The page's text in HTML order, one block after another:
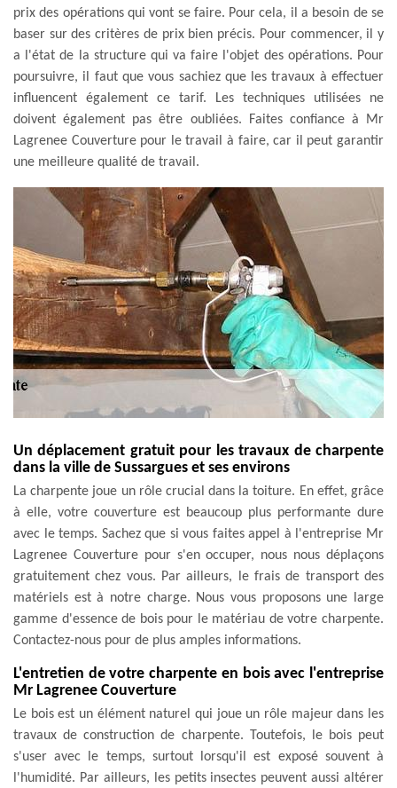
prix des opérations qui vont se faire. Pour cela, il a besoin de se
baser sur des critères de prix bien précis. Pour commencer, il y
a l'état de la structure qui va faire l'objet des opérations. Pour
poursuivre, il faut que vous sachiez que les travaux à effectuer
influencent également ce tarif. Les techniques utilisées ne
doivent également pas être oubliées. Faites confiance à Mr
Lagrenee Couverture pour le travail à faire, car il peut garantir
une meilleure qualité de travail.
Un déplacement gratuit pour les travaux de charpente
dans la ville de Sussargues et ses environs
La charpente joue un rôle crucial dans la toiture. En effet, grâce
à elle, votre couverture est beaucoup plus performante dure
avec le temps. Sachez que si vous faites appel à l'entreprise Mr
Lagrenee Couverture pour s'en occuper, nous nous déplaçons
gratuitement chez vous. Par ailleurs, le frais de transport des
matériels est à notre charge. Nous vous proposons une large
gamme d'essence de bois pour le matériau de votre charpente.
Contactez-nous pour de plus amples informations.
L'entretien de votre charpente en bois avec l'entreprise
Mr Lagrenee Couverture
Le bois est un élément naturel qui joue un rôle majeur dans les
travaux de construction de charpente. Toutefois, le bois peut
s'user avec le temps, surtout lorsqu'il est exposé souvent à
l'humidité. Par ailleurs, les petits insectes peuvent aussi altérer